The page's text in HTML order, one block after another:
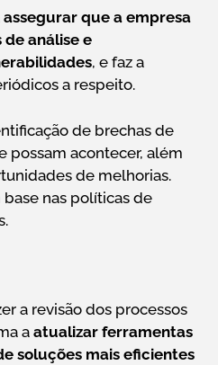
assegurar que a empresa
análise e
, e faz a
a respeito.
de brechas de
possam acontecer, além
de melhorias.
nas políticas de
a revisão dos processos
a atualizar ferramentas
soluções mais eficientes